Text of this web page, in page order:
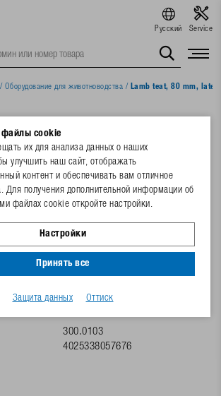
Русский Service
/ Oборудование для животноводства / Lamb teat, 80 mm, latex
mm, latex
300.0103
4025338057676
cookie
их для анализа данных о наших
улучшить наш сайт, отображать
контент и обеспечивать вам отличное
Для получения дополнительной информации об
файлах cookie откройте настройки.
Настройки
Принять все
Защита данных Оттиск